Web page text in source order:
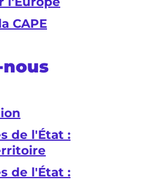
CAPE
nous
de l'État :
de l'État :